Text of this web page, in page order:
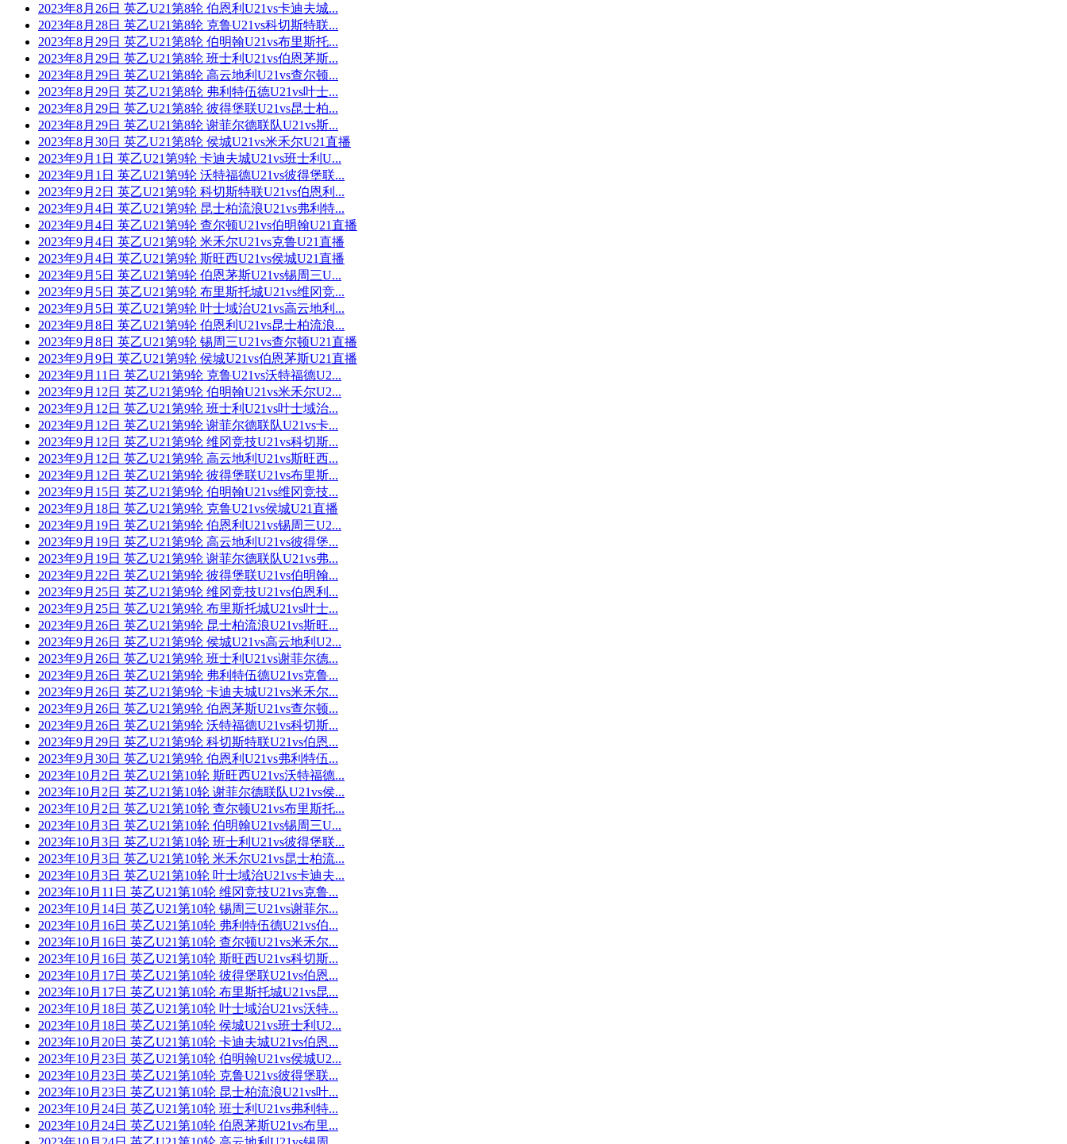
2023年8月26日 英乙U21第8轮 伯恩利U21vs卡迪夫城...
2023年8月28日 英乙U21第8轮 克鲁U21vs科切斯特联...
2023年8月29日 英乙U21第8轮 伯明翰U21vs布里斯托...
2023年8月29日 英乙U21第8轮 班士利U21vs伯恩茅斯...
2023年8月29日 英乙U21第8轮 高云地利U21vs查尔顿...
2023年8月29日 英乙U21第8轮 弗利特伍德U21vs叶士...
2023年8月29日 英乙U21第8轮 彼得堡联U21vs昆士柏...
2023年8月29日 英乙U21第8轮 谢菲尔德联队U21vs斯...
2023年8月30日 英乙U21第8轮 侯城U21vs米禾尔U21直播
2023年9月1日 英乙U21第9轮 卡迪夫城U21vs班士利U...
2023年9月1日 英乙U21第9轮 沃特福德U21vs彼得堡联...
2023年9月2日 英乙U21第9轮 科切斯特联U21vs伯恩利...
2023年9月4日 英乙U21第9轮 昆士柏流浪U21vs弗利特...
2023年9月4日 英乙U21第9轮 查尔顿U21vs伯明翰U21直播
2023年9月4日 英乙U21第9轮 米禾尔U21vs克鲁U21直播
2023年9月4日 英乙U21第9轮 斯旺西U21vs侯城U21直播
2023年9月5日 英乙U21第9轮 伯恩茅斯U21vs锡周三U...
2023年9月5日 英乙U21第9轮 布里斯托城U21vs维冈竞...
2023年9月5日 英乙U21第9轮 叶士域治U21vs高云地利...
2023年9月8日 英乙U21第9轮 伯恩利U21vs昆士柏流浪...
2023年9月8日 英乙U21第9轮 锡周三U21vs查尔顿U21直播
2023年9月9日 英乙U21第9轮 侯城U21vs伯恩茅斯U21直播
2023年9月11日 英乙U21第9轮 克鲁U21vs沃特福德U2...
2023年9月12日 英乙U21第9轮 伯明翰U21vs米禾尔U2...
2023年9月12日 英乙U21第9轮 班士利U21vs叶士域治...
2023年9月12日 英乙U21第9轮 谢菲尔德联队U21vs卡...
2023年9月12日 英乙U21第9轮 维冈竞技U21vs科切斯...
2023年9月12日 英乙U21第9轮 高云地利U21vs斯旺西...
2023年9月12日 英乙U21第9轮 彼得堡联U21vs布里斯...
2023年9月15日 英乙U21第9轮 伯明翰U21vs维冈竞技...
2023年9月18日 英乙U21第9轮 克鲁U21vs侯城U21直播
2023年9月19日 英乙U21第9轮 伯恩利U21vs锡周三U2...
2023年9月19日 英乙U21第9轮 高云地利U21vs彼得堡...
2023年9月19日 英乙U21第9轮 谢菲尔德联队U21vs弗...
2023年9月22日 英乙U21第9轮 彼得堡联U21vs伯明翰...
2023年9月25日 英乙U21第9轮 维冈竞技U21vs伯恩利...
2023年9月25日 英乙U21第9轮 布里斯托城U21vs叶士...
2023年9月26日 英乙U21第9轮 昆士柏流浪U21vs斯旺...
2023年9月26日 英乙U21第9轮 侯城U21vs高云地利U2...
2023年9月26日 英乙U21第9轮 班士利U21vs谢菲尔德...
2023年9月26日 英乙U21第9轮 弗利特伍德U21vs克鲁...
2023年9月26日 英乙U21第9轮 卡迪夫城U21vs米禾尔...
2023年9月26日 英乙U21第9轮 伯恩茅斯U21vs查尔顿...
2023年9月26日 英乙U21第9轮 沃特福德U21vs科切斯...
2023年9月29日 英乙U21第9轮 科切斯特联U21vs伯恩...
2023年9月30日 英乙U21第9轮 伯恩利U21vs弗利特伍...
2023年10月2日 英乙U21第10轮 斯旺西U21vs沃特福德...
2023年10月2日 英乙U21第10轮 谢菲尔德联队U21vs侯...
2023年10月2日 英乙U21第10轮 查尔顿U21vs布里斯托...
2023年10月3日 英乙U21第10轮 伯明翰U21vs锡周三U...
2023年10月3日 英乙U21第10轮 班士利U21vs彼得堡联...
2023年10月3日 英乙U21第10轮 米禾尔U21vs昆士柏流...
2023年10月3日 英乙U21第10轮 叶士域治U21vs卡迪夫...
2023年10月11日 英乙U21第10轮 维冈竞技U21vs克鲁...
2023年10月14日 英乙U21第10轮 锡周三U21vs谢菲尔...
2023年10月16日 英乙U21第10轮 弗利特伍德U21vs伯...
2023年10月16日 英乙U21第10轮 查尔顿U21vs米禾尔...
2023年10月16日 英乙U21第10轮 斯旺西U21vs科切斯...
2023年10月17日 英乙U21第10轮 彼得堡联U21vs伯恩...
2023年10月17日 英乙U21第10轮 布里斯托城U21vs昆...
2023年10月18日 英乙U21第10轮 叶士域治U21vs沃特...
2023年10月18日 英乙U21第10轮 侯城U21vs班士利U2...
2023年10月20日 英乙U21第10轮 卡迪夫城U21vs伯恩...
2023年10月23日 英乙U21第10轮 伯明翰U21vs侯城U2...
2023年10月23日 英乙U21第10轮 克鲁U21vs彼得堡联...
2023年10月23日 英乙U21第10轮 昆士柏流浪U21vs叶...
2023年10月24日 英乙U21第10轮 班士利U21vs弗利特...
2023年10月24日 英乙U21第10轮 伯恩茅斯U21vs布里...